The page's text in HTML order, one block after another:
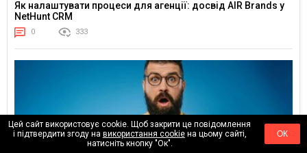
Як налаштувати процеси для агенції: досвід AIR Brands у
NetHunt CRM
0 333
Цей сайт використовує cookie. Щоб закрити це повідомлення
і підтвердити згоду на використання cookieна цьому сайті,
натисніть кнопку "Ок".
ОК